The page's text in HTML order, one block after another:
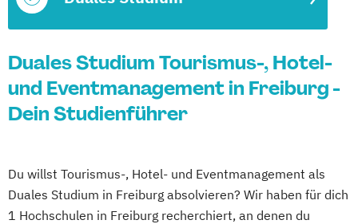
Duales Studium Tourismus-, Hotel-
und Eventmanagement in Freiburg -
Dein Studienführer
Du willst Tourismus-, Hotel- und Eventmanagement als
Duales Studium in Freiburg absolvieren? Wir haben für dich
1 Hochschulen in Freiburg recherchiert, an denen du